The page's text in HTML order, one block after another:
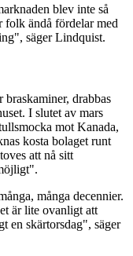
blev inte så
folk ändå fördelar med
säger Lindquist.
braskaminer, drabbas
I slutet av mars
mot Kanada,
kosta bolaget runt
att nå sitt
många decennier.
är lite ovanligt att
en skärtorsdag", säger